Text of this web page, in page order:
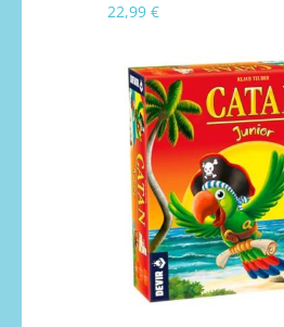
22,99 €